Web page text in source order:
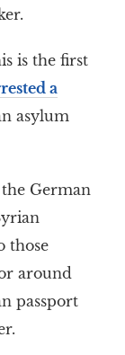
is the first
a
asylum
German
those
around
passport